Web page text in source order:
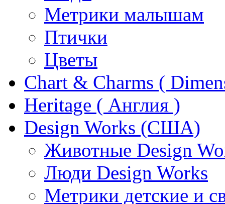
Метрики малышам
Птички
Цветы
Chart & Charms (
Heritage ( Англия )
Design Works (США)
Животные Design
Люди Design Works
Метрики детские и